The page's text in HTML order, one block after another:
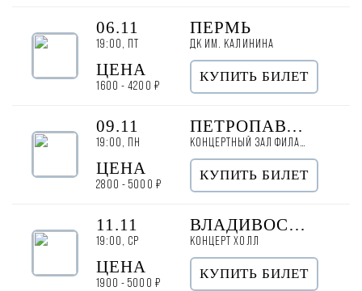
06.11
19:00, ПТ
ПЕРМЬ
ДК ИМ. КАЛИНИНА
ЦЕНА
1600 - 4200 ₽
КУПИТЬ БИЛЕТ
09.11
19:00, ПН
ПЕТРОПАВЛОВСК-КАМЧАТСКИЙ
КОНЦЕРТНЫЙ ЗАЛ ФИЛАРМОНИИ «ОКТЯБРЬСКИЙ»
ЦЕНА
2800 - 5000 ₽
КУПИТЬ БИЛЕТ
11.11
19:00, СР
ВЛАДИВОСТОК
КОНЦЕРТ ХОЛЛ
ЦЕНА
1900 - 5000 ₽
КУПИТЬ БИЛЕТ